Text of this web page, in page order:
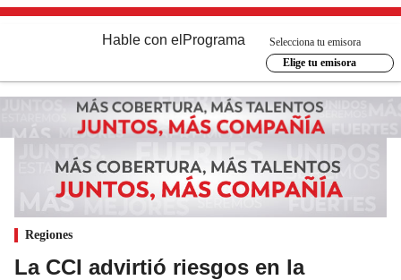
Hable con el Programa
Selecciona tu emisora
Elige tu emisora
Regiones
La CCI advirtió riesgos en la